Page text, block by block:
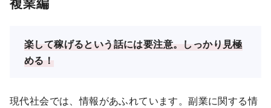
楽して稼げるという話には要注意。しっかり見極
める！
現代社会では、情報があふれています。副業に関する情